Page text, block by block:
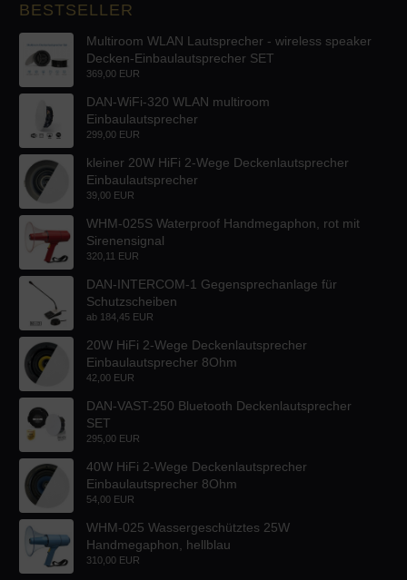
BESTSELLER
Multiroom WLAN Lautsprecher - wireless speaker
Decken-Einbaulautsprecher SET
369,00 EUR
DAN-WiFi-320 WLAN multiroom
Einbaulautsprecher
299,00 EUR
kleiner 20W HiFi 2-Wege Deckenlautsprecher
Einbaulautsprecher
39,00 EUR
WHM-025S Waterproof Handmegaphon, rot mit
Sirenensignal
320,11 EUR
DAN-INTERCOM-1 Gegensprechanlage für
Schutzscheiben
ab 184,45 EUR
20W HiFi 2-Wege Deckenlautsprecher
Einbaulautsprecher 8Ohm
42,00 EUR
DAN-VAST-250 Bluetooth Deckenlautsprecher
SET
295,00 EUR
40W HiFi 2-Wege Deckenlautsprecher
Einbaulautsprecher 8Ohm
54,00 EUR
WHM-025 Wassergeschütztes 25W
Handmegaphon, hellblau
310,00 EUR